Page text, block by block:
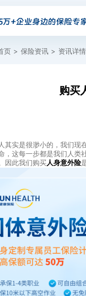
页 > 保险资讯 > 资讯详情
购买
其实是很渺小的，我们现
，这每一步都是我们人类
因此我们购买人身意外险